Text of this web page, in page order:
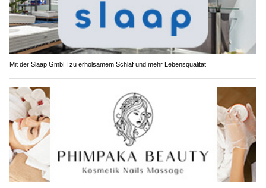
Mit der Slaap GmbH zu erholsamem Schlaf und mehr Lebensqualität